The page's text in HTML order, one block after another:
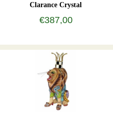
Clarance Crystal
€387,00